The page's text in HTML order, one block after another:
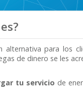
para los
de dinero se les
tu servicio de